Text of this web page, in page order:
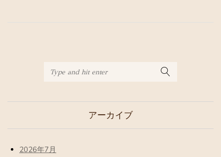
アーカイブ
2026年7月